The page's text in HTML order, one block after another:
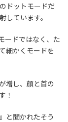
ドットモードだ
しています。
ードではなく、た
細かくモードを
増し、顔と首の
！
と聞かれたそう